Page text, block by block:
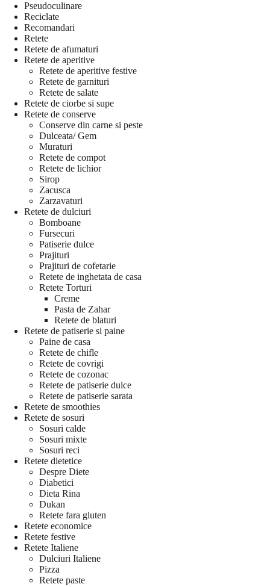
Pseudoculinare
Reciclate
Recomandari
Retete
Retete de afumaturi
Retete de aperitive
Retete de aperitive festive
Retete de garnituri
Retete de salate
Retete de ciorbe si supe
Retete de conserve
Conserve din carne si peste
Dulceata/ Gem
Muraturi
Retete de compot
Retete de lichior
Sirop
Zacusca
Zarzavaturi
Retete de dulciuri
Bomboane
Fursecuri
Patiserie dulce
Prajituri
Prajituri de cofetarie
Retete de inghetata de casa
Retete Torturi
Creme
Pasta de Zahar
Retete de blaturi
Retete de patiserie si paine
Paine de casa
Retete de chifle
Retete de covrigi
Retete de cozonac
Retete de patiserie dulce
Retete de patiserie sarata
Retete de smoothies
Retete de sosuri
Sosuri calde
Sosuri mixte
Sosuri reci
Retete dietetice
Despre Diete
Diabetici
Dieta Rina
Dukan
Retete fara gluten
Retete economice
Retete festive
Retete Italiene
Dulciuri Italiene
Pizza
Retete paste